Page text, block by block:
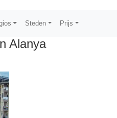
Steden Prijs
Alanya